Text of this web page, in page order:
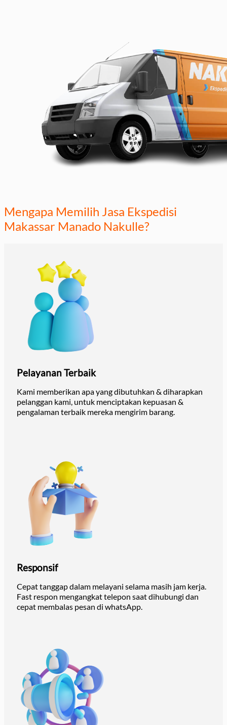
Mengapa Memilih Jasa Ekspedisi
Makassar Manado Nakulle?
Pelayanan Terbaik
Kami memberikan apa yang dibutuhkan & diharapkan
pelanggan kami, untuk menciptakan kepuasan &
pengalaman terbaik mereka mengirim barang.
Responsif
Cepat tanggap dalam melayani selama masih jam kerja.
Fast respon mengangkat telepon saat dihubungi dan
cepat membalas pesan di whatsApp.